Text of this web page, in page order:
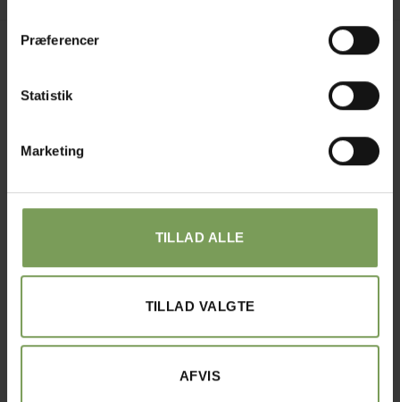
Præferencer
Statistik
Marketing
TILLAD ALLE
TILLAD VALGTE
AFVIS
Vormstrupvej 15
DanmarkSE nr. 41747323
Tlf.: 40215797
Handelsbetingelser